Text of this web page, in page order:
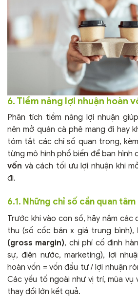
6. Tiềm năng lợi nhuận hoàn
Phân tích tiềm năng lợi nhuận
nên mở quán cà phê mang đi hay
tóm tắt các chỉ số quan trọng,
từng mô hình phổ biến để bạn hình
vốn và cách tối ưu lợi nhuận khi
đi.
6.1. Những chỉ số cần quan tâm
Trước khi vào con số, hãy nắm các
thu (số cốc bán x giá trung bình),
(gross margin), chi phí cố định
sự, điện nước, marketing), lợi
hoàn vốn = vốn đầu tư / lợi nhuận
Các yếu tố ngoài như vị trí, mùa vụ
thay đổi lớn kết quả.